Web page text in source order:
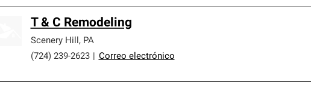
T & C Remodeling
Scenery Hill , PA
(724) 239-2623
Correo electrónico